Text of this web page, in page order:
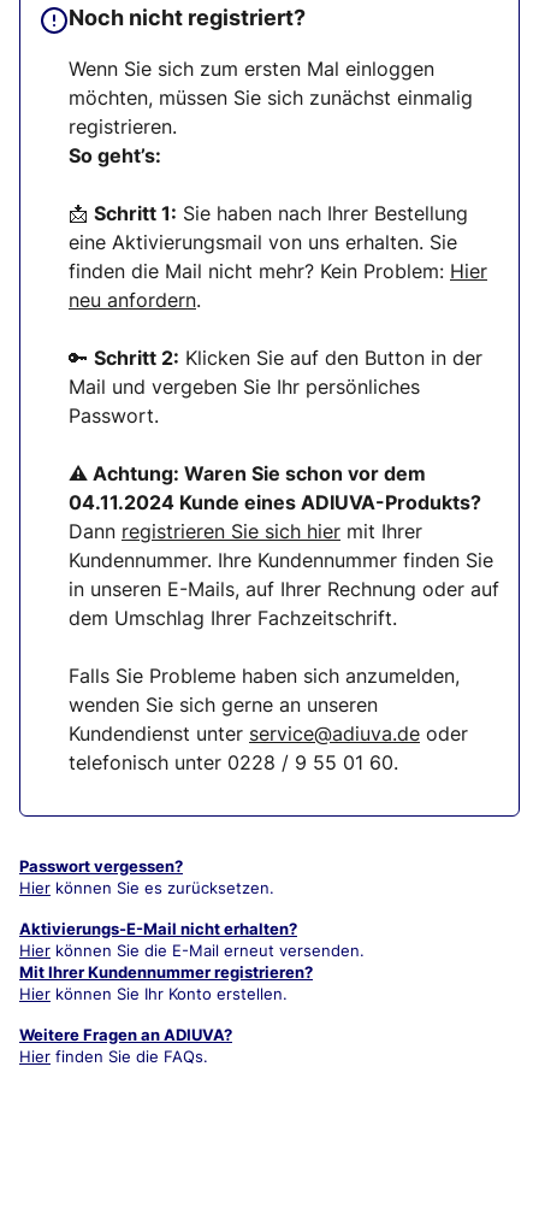
Noch nicht registriert?
Wenn Sie sich zum ersten Mal einloggen
möchten, müssen Sie sich zunächst einmalig
registrieren.
So geht’s:
📩 Schritt 1: Sie haben nach Ihrer Bestellung
eine Aktivierungsmail von uns erhalten. Sie
finden die Mail nicht mehr? Kein Problem: Hier
neu anfordern.
🔑 Schritt 2: Klicken Sie auf den Button in der
Mail und vergeben Sie Ihr persönliches
Passwort.
⚠ Achtung: Waren Sie schon vor dem
04.11.2024 Kunde eines ADIUVA-Produkts?
Dann registrieren Sie sich hier mit Ihrer
Kundennummer. Ihre Kundennummer finden Sie
in unseren E-Mails, auf Ihrer Rechnung oder auf
dem Umschlag Ihrer Fachzeitschrift.
Falls Sie Probleme haben sich anzumelden,
wenden Sie sich gerne an unseren
Kundendienst unter service@adiuva.de oder
telefonisch unter 0228 / 9 55 01 60.
Passwort vergessen?
Hier können Sie es zurücksetzen.
Aktivierungs-E-Mail nicht erhalten?
Hier können Sie die E-Mail erneut versenden.
Mit Ihrer Kundennummer registrieren?
Hier können Sie Ihr Konto erstellen.
Weitere Fragen an ADIUVA?
Hier finden Sie die FAQs.